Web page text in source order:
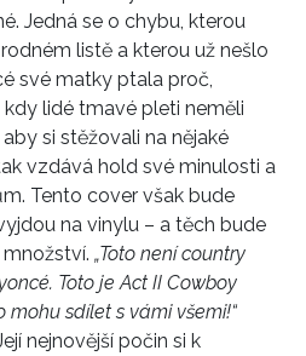
Jedná se o chybu, kterou
listě a kterou už nešlo
své matky ptala proč,
lidé tmavé pleti neměli
si stěžovali na nějaké
vzdává hold své minulosti a
Tento cover však bude
na vinylu – a těch bude
„Toto není country
Toto je Act II Cowboy
sdílet s vámi všemi!“
nejnovější počin si k